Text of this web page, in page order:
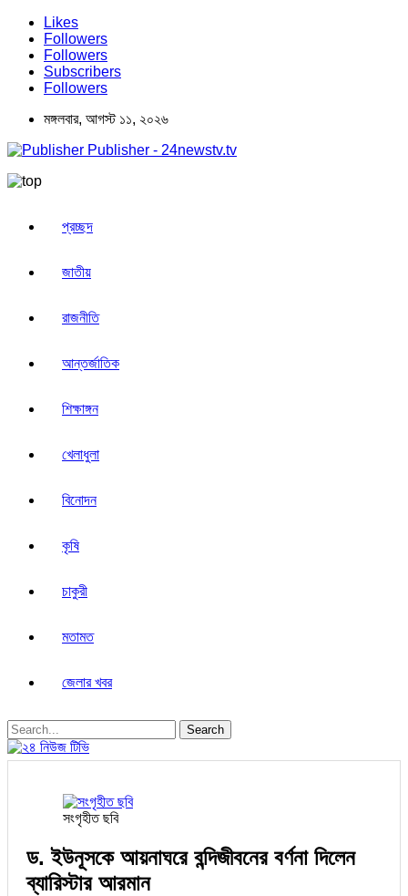
Likes
Followers
Followers
Subscribers
Followers
মঙ্গলবার, আগস্ট ১১, ২০২৬
Publisher - 24newstv.tv
প্রচ্ছদ
জাতীয়
রাজনীতি
আন্তর্জাতিক
শিক্ষাঙ্গন
খেলাধুলা
বিনোদন
কৃষি
চাকুরী
মতামত
জেলার খবর
সংগৃহীত ছবি
ড. ইউনূসকে আয়নাঘরে বন্দিজীবনের বর্ণনা দিলেন
ব্যারিস্টার আরমান